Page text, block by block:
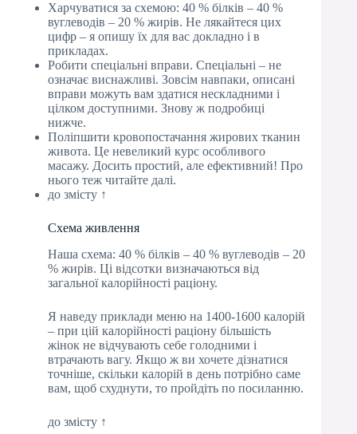
Харчуватися за схемою: 40 % білків – 40 %
вуглеводів – 20 % жирів. Не лякайтеся цих
цифр – я опишу їх для вас докладно і в
прикладах.
Робити спеціальні вправи. Спеціальні – не
означає виснажливі. Зовсім навпаки, описані
вправи можуть вам здатися нескладними і
цілком доступними. Знову ж подробиці
нижче.
Поліпшити кровопостачання жирових тканин
живота. Це невеликий курс особливого
масажу. Досить простий, але ефективний! Про
нього теж читайте далі.
до змісту ↑
Схема живлення
Наша схема: 40 % білків – 40 % вуглеводів – 20
% жирів. Ці відсотки визначаються від
загальної калорійності раціону.
Я наведу приклади меню на 1400-1600 калорій
– при цій калорійності раціону більшість
жінок не відчувають себе голодними і
втрачають вагу. Якщо ж ви хочете дізнатися
точніше, скільки калорій в день потрібно саме
вам, щоб схуднути, то пройдіть по посиланню.
до змісту ↑